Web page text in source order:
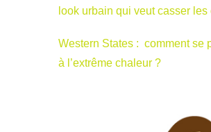
look urbain qui veut casser les
Western States : comment se
à l’extrême chaleur ?